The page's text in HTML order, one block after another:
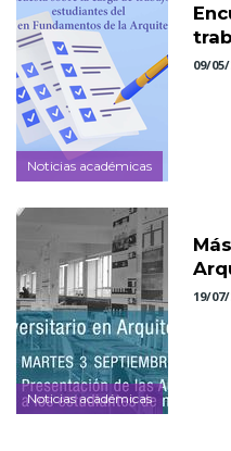
Noticias académicas
09/
Noticias académicas
19/07/